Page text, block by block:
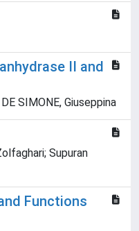
II and
SIMONE, Giuseppina
Supuran
Functions